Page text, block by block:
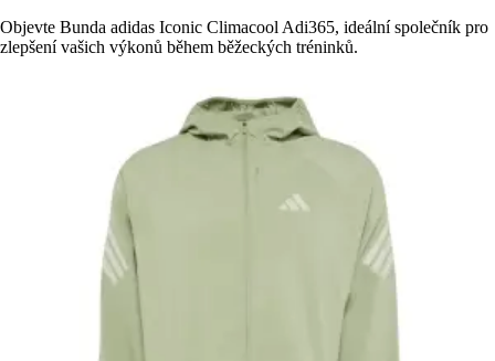
Objevte Bunda adidas Iconic Climacool Adi365, ideální společník pro
zlepšení vašich výkonů během běžeckých tréninků.